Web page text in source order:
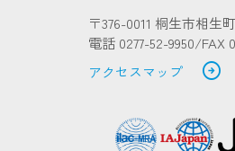
〒376-0011 桐生市相生
電話 0277-52-9950/FAX
アクセスマップ
arrow_circle_right